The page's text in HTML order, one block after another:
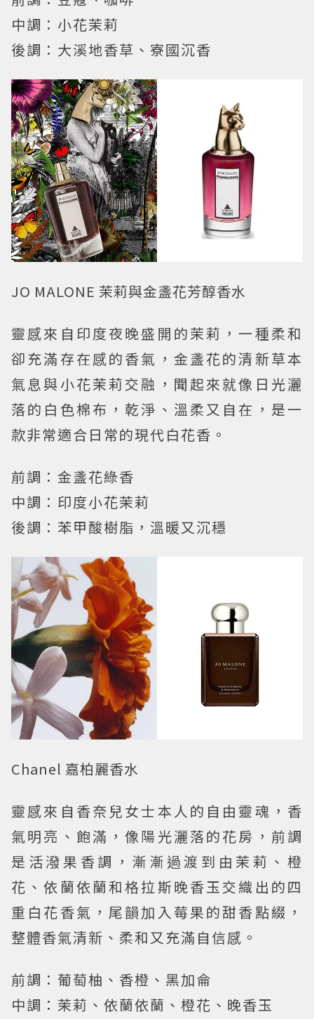
中調：小花茉莉
後調：大溪地香草、寮國沉香
JO MALONE 茉莉與金盞花芳醇香水
靈感來自印度夜晚盛開的茉莉，一種柔和
卻充滿存在感的香氣，金盞花的清新草本
氣息與小花茉莉交融，聞起來就像日光灑
落的白色棉布，乾淨、溫柔又自在，是一
款非常適合日常的現代白花香。
前調：金盞花綠香
中調：印度小花茉莉
後調：苯甲酸樹脂，溫暖又沉穩
Chanel 嘉柏麗香水
靈感來自香奈兒女士本人的自由靈魂，香
氣明亮、飽滿，像陽光灑落的花房，前調
是活潑果香調，漸漸過渡到由茉莉、橙
花、依蘭依蘭和格拉斯晚香玉交織出的四
重白花香氣，尾韻加入莓果的甜香點綴，
整體香氣清新、柔和又充滿自信感。
前調：葡萄柚、香橙、黑加侖
中調：茉莉、依蘭依蘭、橙花、晚香玉